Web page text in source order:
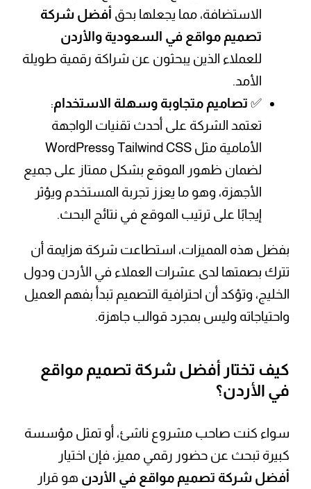
الاستضافة، مما يجعلها بحق أفضل شركة
تصميم مواقع في السعودية والأردن
للعملاء الذين يبحثون عن شراكة رقمية طويلة
الأمد.
✅ تصاميم متجاوبة وسهلة الاستخدام:
تعتمد الشركة على أحدث تقنيات الواجهة
الأمامية مثل Tailwind CSS وWordPress
لضمان ظهور الموقع بشكل ممتاز على جميع
الأجهزة، وهو ما يعزز تجربة المستخدم ويؤثر
إيجابًا على ترتيب الموقع في نتائج البحث.
بفضل هذه المميزات، استطاعت شركة هزايمة أن
تترك بصمتها لدى عشرات العملاء في الأردن ودول
الخليج، وتؤكد أن احترافية التصميم تبدأ بفهم العميل
واحتياجاته وليس بمجرد قوالب جاهزة.
كيف تختار أفضل شركة تصميم مواقع
في الأردن؟
سواء كنت صاحب مشروع ناشئ، أو تمثل مؤسسة
كبيرة تبحث عن حضور رقمي مميز، فإن اختيار
أفضل شركة تصميم مواقع في الأردن هو قرار